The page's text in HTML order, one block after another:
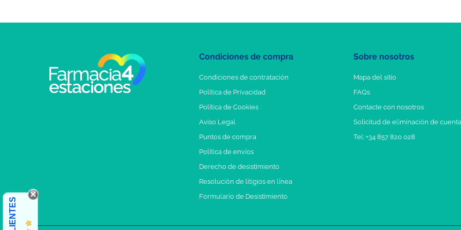
Condiciones de compra
Condiciones de contratación
Política de Privacidad
Política de Cookies
Aviso Legal
Puntos de compra
Política de envíos
Derecho de desistimiento
Resolución de litigios en línea
Formulario de Desistimiento
Sobre nosotros
Mapa del sitio
FAQs
Contacte con nosotros
Solicitud de eliminación de cuenta
Tel: +34 857 820 028